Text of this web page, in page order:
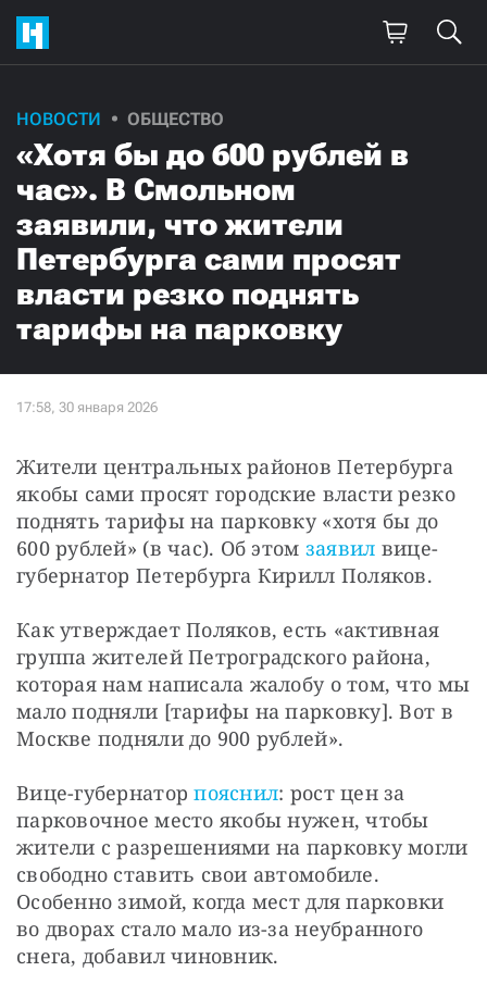
НОВОСТИ ОБЩЕСТВО
«Хотя бы до 600 рублей в
час». В Смольном
заявили, что жители
Петербурга сами просят
власти резко поднять
тарифы на парковку
Жители центральных районов Петербурга
якобы сами просят городские власти резко
поднять тарифы на парковку «хотя бы до
600 рублей» (в час). Об этом заявил вице-
губернатор Петербурга Кирилл Поляков.
Как утверждает Поляков, есть «активная
группа жителей Петроградского района,
которая нам написала жалобу о том, что мы
мало подняли [тарифы на парковку]. Вот в
Москве подняли до 900 рублей».
Вице-губернатор пояснил: рост цен за
парковочное место якобы нужен, чтобы
жители с разрешениями на парковку могли
свободно ставить свои автомобиле.
Особенно зимой, когда мест для парковки
во дворах стало мало из-за неубранного
снега, добавил чиновник.